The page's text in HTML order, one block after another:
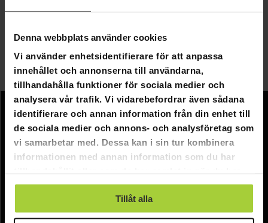
Denna webbplats använder cookies
Vi använder enhetsidentifierare för att anpassa
innehållet och annonserna till användarna,
tillhandahålla funktioner för sociala medier och
analysera vår trafik. Vi vidarebefordrar även sådana
identifierare och annan information från din enhet till
de sociala medier och annons- och analysföretag som
vi samarbetar med. Dessa kan i sin tur kombinera
informationen med annan information som du har
använt deras tjänster.
Tillåt alla
hos oss hittar du allt för boxning. På denna sida hittar
du bland annat tandskydd, handlindor, hjälmar,
pressjärn och mycket annat.
Information
Företagsinformation